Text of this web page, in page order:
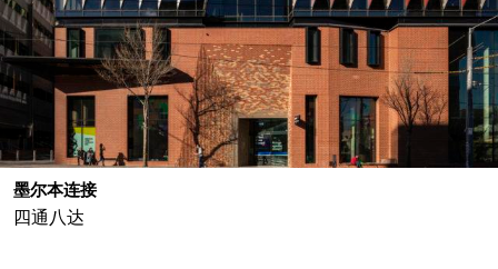
墨尔本连接
四通八达